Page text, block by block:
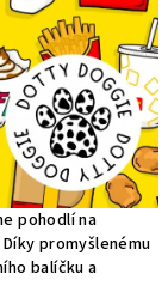
pohodlí na
promyšlenému
balíčku a